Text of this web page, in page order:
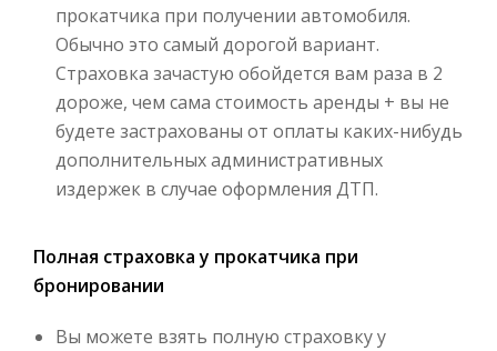
прокатчика при получении автомобиля.
Обычно это самый дорогой вариант.
Страховка зачастую обойдется вам раза в 2
дороже, чем сама стоимость аренды + вы не
будете застрахованы от оплаты каких-нибудь
дополнительных административных
издержек в случае оформления ДТП.
Полная страховка у прокатчика при
бронировании
Вы можете взять полную страховку у